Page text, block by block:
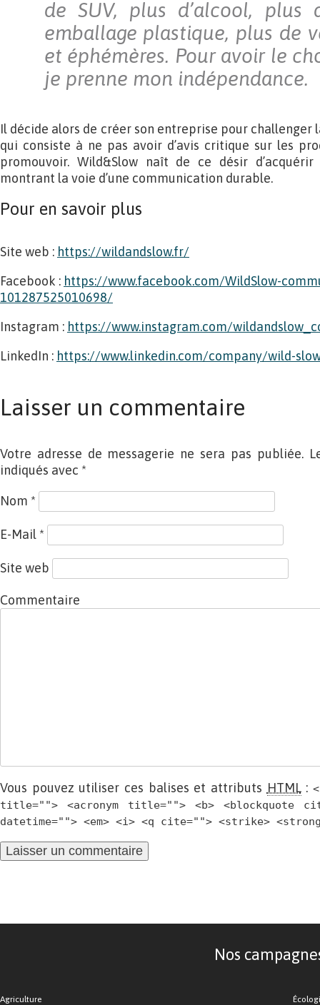
de SUV, plus d’alcool, plus
emballage plastique, plus de
et éphémères. Pour avoir le
je prenne mon indépendance.
Il décide alors de créer son entreprise pour
qui consiste à ne pas avoir d’avis critique sur les
promouvoir. Wild&Slow naît de ce désir d’acquérir
montrant la voie d’une communication durable.
Pour en savoir plus
Site web : https://wildandslow.fr/
Facebook : https://www.facebook.com/WildSlow-
101287525010698/
Instagram : https://www.instagram.com/
LinkedIn : https://www.linkedin.com/company/wild-
Laisser un commentaire
Votre adresse de messagerie ne sera pas publiée.
indiqués avec *
Nom *
E-Mail *
Site web
Commentaire
Vous pouvez utiliser ces balises et attributs HTML:
title=""> <acronym title=""> <b> <blockquote
datetime=""> <em> <i> <q cite=""> <strike>
Nos
Agriculture